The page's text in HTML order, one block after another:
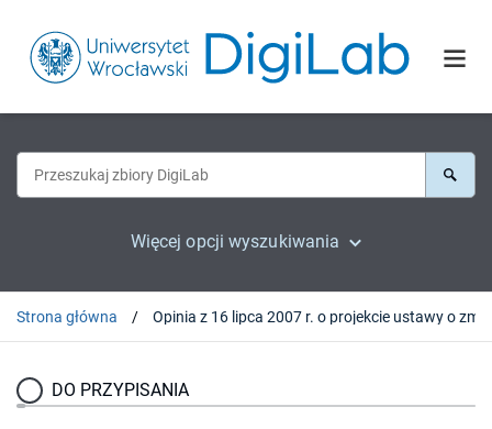
Więcej opcji wyszukiwania
Strona główna
DO PRZYPISANIA